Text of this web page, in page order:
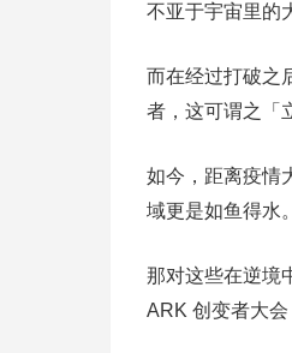
不亚于宇宙里的
而在经过打破之
者，这可谓之「
如今，距离疫情
域更是如鱼得水。
那对这些在逆境
ARK 创变者大会